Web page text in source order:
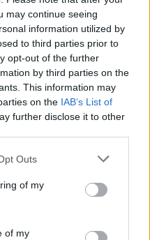
may continue seeing
information utilized by
to third parties prior to
opt-out of the further
by third parties on the
This information may
on the IAB’s List of
further disclose it to other
uses one or more Google
You may click to
its third-party tags to
purposes in below Google
Outs
of my
of my
rágalmazásokat nem
az ügyben,
több francia
hogy a kialakult
az együttes
így a csütörtöki EL-
már nem ül a
az edzői
fog
miatt segítségére lesz